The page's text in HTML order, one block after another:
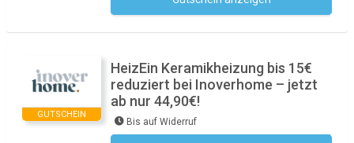
GUTSCHEIN
HeizEin Keramikheizung bis 15€
reduziert bei Inoverhome – jetzt
ab nur 44,90€!
Bis auf Widerruf